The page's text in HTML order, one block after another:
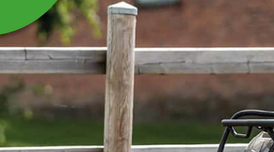
CYLINDER SKOPA